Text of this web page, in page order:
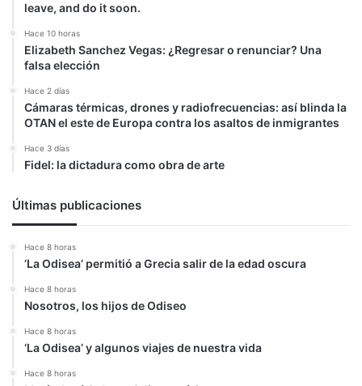
leave, and do it soon.
Hace 10 horas
Elizabeth Sanchez Vegas: ¿Regresar o renunciar? Una
falsa elección
Hace 2 días
Cámaras térmicas, drones y radiofrecuencias: así blinda la
OTAN el este de Europa contra los asaltos de inmigrantes
Hace 3 días
Fidel: la dictadura como obra de arte
Últimas publicaciones
Hace 8 horas
‘La Odisea’ permitió a Grecia salir de la edad oscura
Hace 8 horas
Nosotros, los hijos de Odiseo
Hace 8 horas
‘La Odisea’ y algunos viajes de nuestra vida
Hace 8 horas